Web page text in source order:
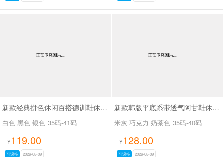
新款经典拼色休闲百搭德训鞋休闲鞋SA6090
白色 黑色 银色 35码-41码
¥119.00
可退换 2026-08-09
新款韩版平底系带透气阿甘鞋休闲小白鞋SA058-9
米灰 巧克力 奶茶色 35码-40码
¥128.00
可退换 2026-08-09